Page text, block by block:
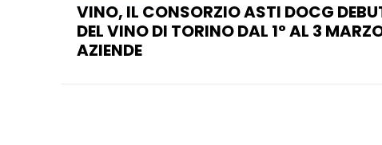
VINO, IL CONSORZIO ASTI DOCG
DEL VINO DI TORINO DAL 1° AL 3
AZIENDE